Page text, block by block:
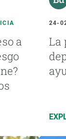
a
24-
La